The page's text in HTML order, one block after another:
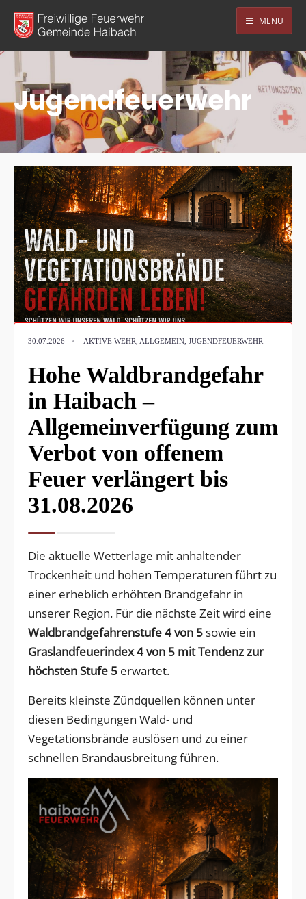
MENU
Jugendfeuerwehr
30.07.2026 • AKTIVE WEHR ALLGEMEIN JUGENDFEUERWEHR
Hohe Waldbrandgefahr
in Haibach –
Allgemeinverfügung zum
Verbot von offenem
Feuer verlängert bis
31.08.2026
Die aktuelle Wetterlage mit anhaltender
Trockenheit und hohen Temperaturen führt zu
einer erheblich erhöhten Brandgefahr in
unserer Region. Für die nächste Zeit wird eine
Waldbrandgefahrenstufe 4 von 5sowie ein
Graslandfeuerindex 4 von 5 mit Tendenz zur
höchsten Stufe 5 erwartet.
Bereits kleinste Zündquellen können unter
diesen Bedingungen Wald- und
Vegetationsbrände auslösen und zu einer
schnellen Brandausbreitung führen.